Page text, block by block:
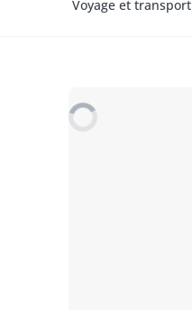
Voyage et transport